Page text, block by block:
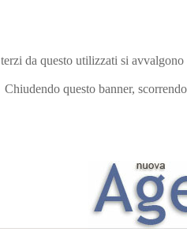
da questo utilizzati si
Chiudendo questo banner,